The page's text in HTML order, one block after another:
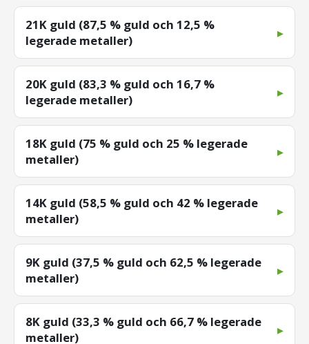
21K guld (87,5 % guld och 12,5 %
legerade metaller)
20K guld (83,3 % guld och 16,7 %
legerade metaller)
18K guld (75 % guld och 25 % legerade
metaller)
14K guld (58,5 % guld och 42 % legerade
metaller)
9K guld (37,5 % guld och 62,5 % legerade
metaller)
8K guld (33,3 % guld och 66,7 % legerade
metaller)